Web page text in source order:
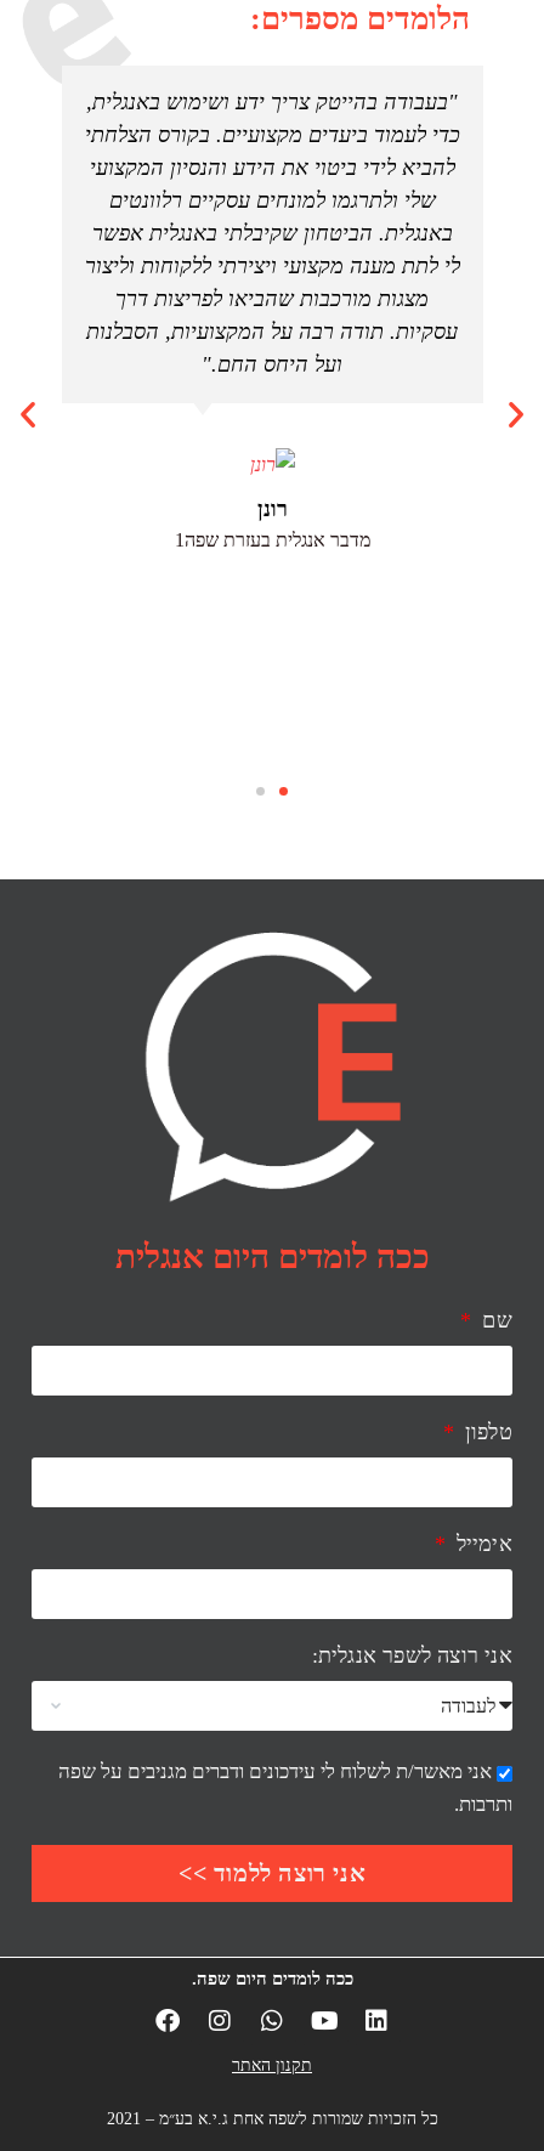
הלומדים מספרים:
"בעבודה בהייטק צריך ידע ושימוש באנגלית,
כדי לעמוד ביעדים מקצועיים. בקורס הצלחתי
להביא לידי ביטוי את הידע והנסיון המקצועי
שלי ולתרגמו למונחים עסקיים רלוונטים
באנגלית. הביטחון שקיבלתי באנגלית אפשר
לי לתת מענה מקצועי ויצירתי ללקוחות וליצור
מצגות מורכבות שהביאו לפריצות דרך
עסקיות. תודה רבה על המקצועיות, הסבלנות
ועל היחס החם."
רונן
מדבר אנגלית בעזרת שפה1
ככה לומדים היום אנגלית
שם
טלפון
אימייל
אני רוצה לשפר אנגלית:
אני מאשר/ת לשלוח לי עידכונים ודברים מגניבים על שפה
ותרבות.
אני רוצה ללמוד >>
ככה לומדים היום שפה.
תקנון האתר
כל הזכויות שמורות לשפה אחת ג.י.א בע״מ – 2021